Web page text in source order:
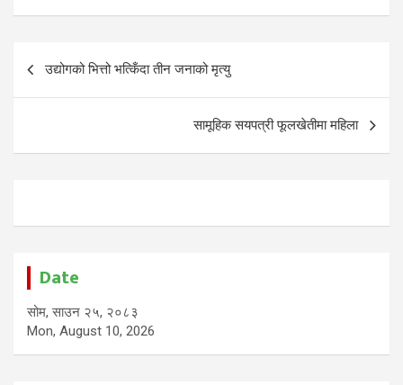
Post
navigation
उद्योगको भित्तो भत्किँदा तीन जनाको मृत्यु
सामूहिक सयपत्री फूलखेतीमा महिला
Date
सोम, साउन २५, २०८३
Mon, August 10, 2026